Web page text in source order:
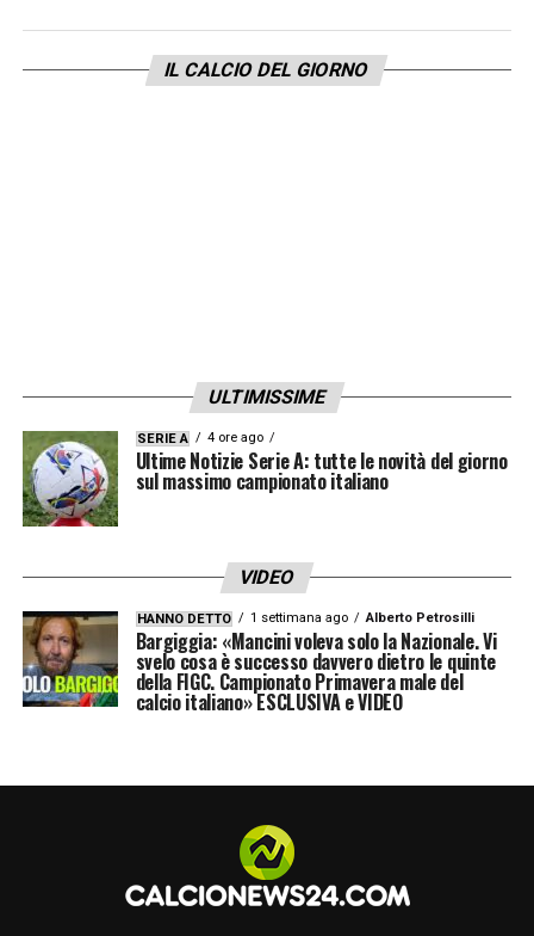
IL CALCIO DEL GIORNO
ULTIMISSIME
SERIE A 4 ore ago
Ultime Notizie Serie A: tutte le novità del giorno
sul massimo campionato italiano
VIDEO
HANNO DETTO 1 settimana ago Alberto Petrosilli
Bargiggia: «Mancini voleva solo la Nazionale. Vi
svelo cosa è successo davvero dietro le quinte
della FIGC. Campionato Primavera male del
calcio italiano» ESCLUSIVA e VIDEO